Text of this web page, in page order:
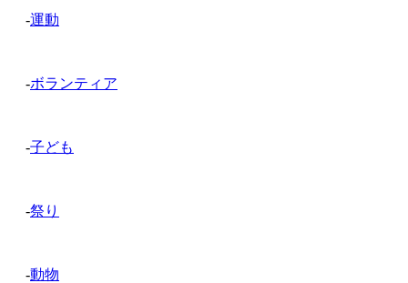
-運動
-ボランティア
-子ども
-祭り
-動物